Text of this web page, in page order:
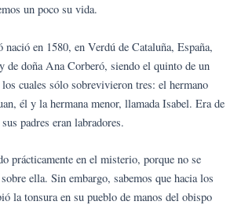
un poco su vida.
nació en 1580, en Verdú de Cataluña, España,
de doña Ana Corberó, siendo el quinto de un
cuales sólo sobrevivieron tres: el hermano
él y la hermana menor, llamada Isabel. Era de
padres eran labradores.
prácticamente en el misterio, porque no se
ella. Sin embargo, sabemos que hacia los
la tonsura en su pueblo de manos del obispo